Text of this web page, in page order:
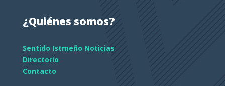
¿Quiénes somos?
Sentido Istmeño Noticias
Directorio
Contacto